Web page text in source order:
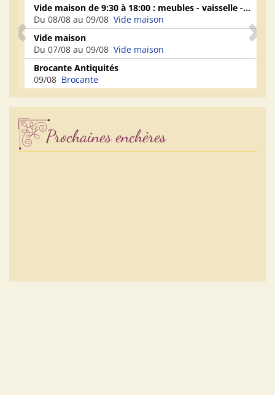
Vide maison de 9:30 à 18:00 : meubles - vaisselle -...
Du 08/08 au 09/08Vide maison
Vide maison
Du 07/08 au 09/08Vide maison
Brocante Antiquités
09/08Brocante
Prochaines enchères